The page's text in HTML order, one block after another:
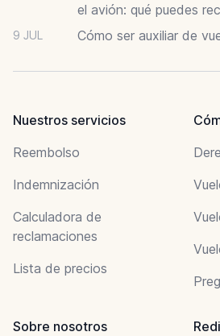
el avión: qué puedes
9 JUL Cómo ser auxiliar de
Nuestros servicios
Reembolso
Indemnización
Calculadora de
reclamaciones
Lista de precios
Sobre nosotros